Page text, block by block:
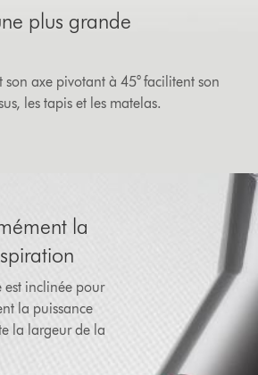
plus grande
axe pivotant à 45° facilitent son
les tapis et les matelas.
la
est inclinée pour
la puissance
la largeur de la